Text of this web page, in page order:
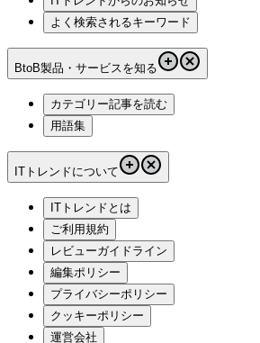
記事一覧
点を解説
マイメニュー
ログイン
無料会員登録
あなたの閲覧履歴
BtoB製品・サービスを探す
カテゴリーから探す
ランキングから探す
専門家一覧
ITトレンドTOPICS